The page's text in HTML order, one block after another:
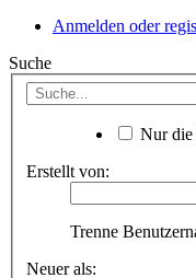
Anmelden oder
Suche
Nur die
Erstellt von:
Trenne
Neuer als: